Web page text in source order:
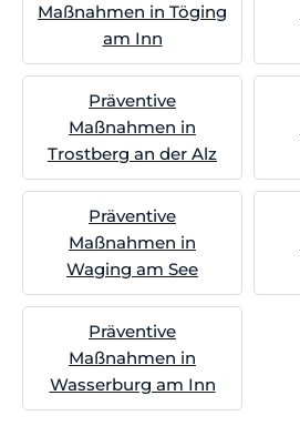
Maßnahmen in Töging
am Inn
Präventive
Maßnahmen in
Trostberg an der Alz
Präventive
Maßnahmen in
Waging am See
Präventive
Maßnahmen in
Wasserburg am Inn